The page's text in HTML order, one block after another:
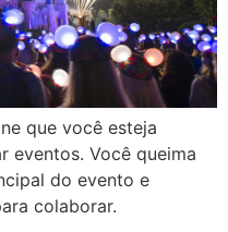
que você esteja
eventos. Você queima
do evento e
colaborar.